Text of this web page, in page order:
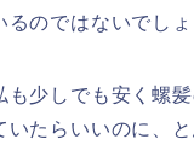
るのではないでしょ
も少しでも安く螺
いたらいいのに、